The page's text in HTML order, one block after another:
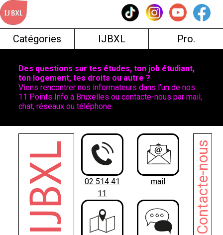
Skip
to
content
Catégories IJBXL Pro.
Des questions sur tes études, ton job étudiant,
ton logement, tes droits ou autre ?
Viens rencontrer nos informateurs dans l’un de nos
11 Points Info à Bruxelles ou contacte-nous par mail,
chat, réseaux ou téléphone.
02 514 41
11
mail Contacte-nous